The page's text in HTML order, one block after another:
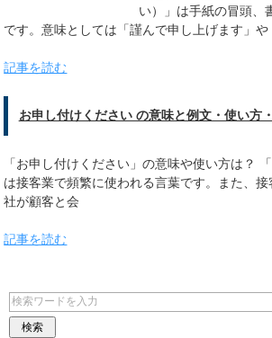
い）」は手紙の冒頭、
です。意味としては「謹んで申し上げます」
記事を読む
お申し付けください の意味と例文・使い方
「お申し付けください」の意味や使い方は？
は接客業で頻繁に使われる言葉です。また、
社が顧客と会
記事を読む